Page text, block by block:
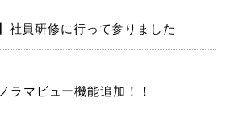
社員研修に行って参りました
ラマビュー機能追加！！